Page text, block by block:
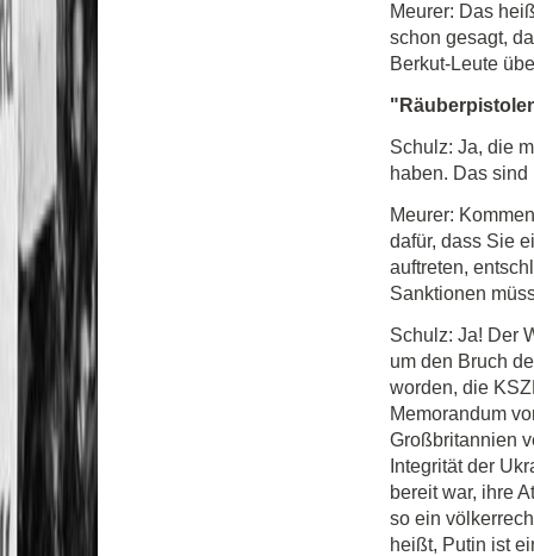
Meurer: Das
schon gesagt,
Berkut-Leute
Schulz: Ja, die
haben. Das
Meurer:
dafür, dass Sie
auftreten,
Sanktionen
Schulz: Ja! Der
um den Bruch
worden, die
Memorandum
Großbritannien
Integrität der
bereit war, ihre
so ein
heißt, Putin ist